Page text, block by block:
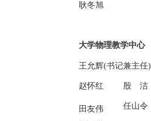
耿冬旭
大学物理教学中心
王允辉(书记兼主任)
赵怀红
殷 洁
田友伟 任山令